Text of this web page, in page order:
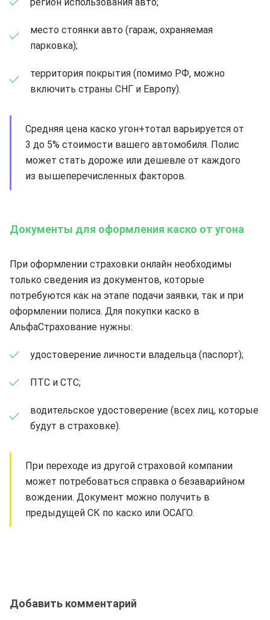
место стоянки авто (гараж, охраняемая
парковка);
территория покрытия (помимо РФ, можно
включить страны СНГ и Европу).
Средняя цена каско угон+тотал варьируется от
3 до 5% стоимости вашего автомобиля. Полис
может стать дороже или дешевле от каждого
из вышеперечисленных факторов.
Документы для оформления каско от угона
При оформлении страховки онлайн необходимы
только сведения из документов, которые
потребуются как на этапе подачи заявки, так и при
оформлении полиса. Для покупки каско в
АльфаСтрахование нужны:
удостоверение личности владельца (паспорт);
ПТС и СТС;
водительское удостоверение (всех лиц, которые
будут в страховке).
При переходе из другой страховой компании
может потребоваться справка о безаварийном
вождении. Документ можно получить в
предыдущей СК по каско или ОСАГО.
Добавить комментарий